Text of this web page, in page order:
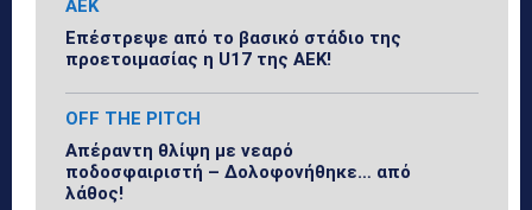
ΑΕΚ
Επέστρεψε από το βασικό στάδιο της
προετοιμασίας η U17 της ΑΕΚ!
OFF THE PITCH
Απέραντη θλίψη με νεαρό
ποδοσφαιριστή – Δολοφονήθηκε… από
λάθος!